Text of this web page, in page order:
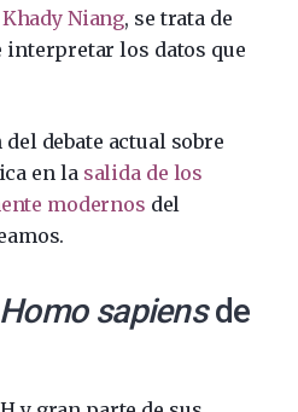
Khady Niang, se trata de
interpretar los datos que
debate actual sobre
en la salida de los
modernos del
Homo sapiensde